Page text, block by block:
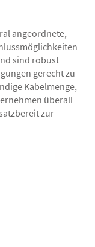
angeordnete,
sind robust
gerecht zu
Kabelmenge,
überall
zur